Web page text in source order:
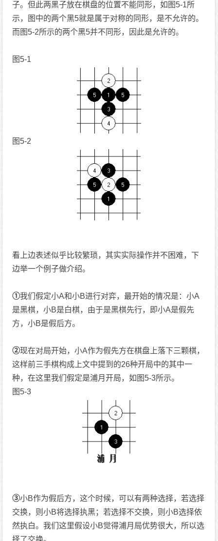
子。但此两黑子放在棋盘的位置不能同形，如图5-1所
示，图中的两个黑5就是属于对称的同形，是不允许的。
而图5-2所示的两个黑5并不同形，因此是允许的。
图5-1
图5-2
看上边表述似乎比较繁琐，其实实际操作并不困难，下
边举一个例子做介绍。
①我们假定小A和小B进行对弈，最开始的情况是：小A
是黑棋，小B是白棋，由于是黑棋先行，即小A是假先
方，小B是假后方。
②现在对局开始，小A作为假先方在棋盘上落下三颗棋，
这样前三手棋构成上文中提到的26种开局中的其中一
种，在这里我们假定是浦月开局，如图5-3所示。
图5-3
③小B作为假后方，这个时候，可以有两种选择，若选择
交换，则小B将选择执黑；若选择不交换，则小B选择依
然执白。我们这里假设小B觉得浦月局优势很大，所以选
择了交换。